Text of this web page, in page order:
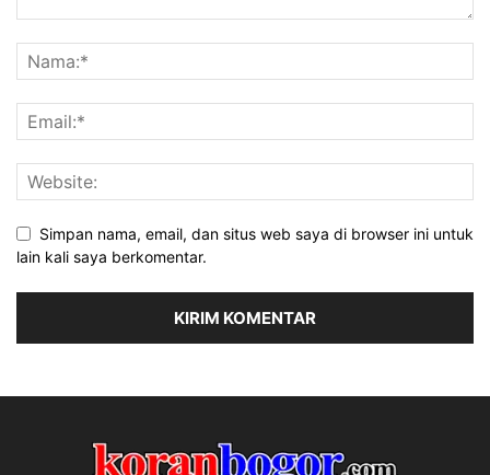
Simpan nama, email, dan situs web saya di browser ini untuk
lain kali saya berkomentar.